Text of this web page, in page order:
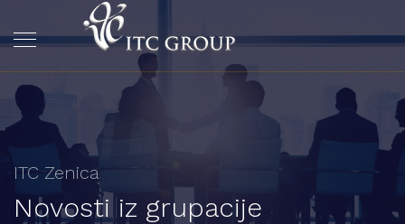
ITC Zenica
Novosti iz grupacije